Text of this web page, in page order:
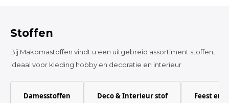
Stoffen
Bij Makomastoffen vindt u een uitgebreid assortiment stoffen,
ideaal voor kleding hobby en decoratie en interieur
Damesstoffen Deco & Interieur stof Feest en